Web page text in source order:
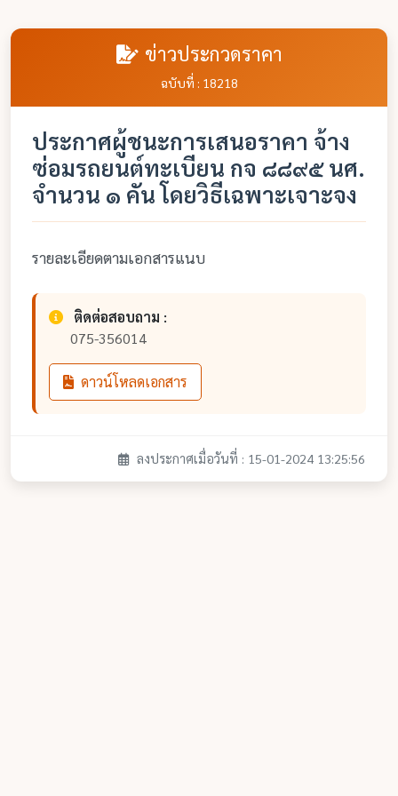
ข่าวประกวดราคา
ฉบับที่ : 18218
ประกาศผู้ชนะการเสนอราคา จ้าง
ซ่อมรถยนต์ทะเบียน กจ ๘๘๙๕ นศ.
จำนวน ๑ คัน โดยวิธีเฉพาะเจาะจง
รายละเอียดตามเอกสารแนบ
ติดต่อสอบถาม :
075-356014
ดาวน์โหลดเอกสาร
ลงประกาศเมื่อวันที่ : 15-01-2024 13:25:56